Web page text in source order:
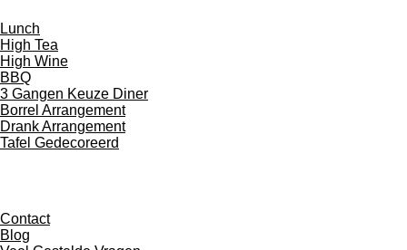
Lunch
High Tea
High Wine
BBQ
3 Gangen Keuze Diner
Borrel Arrangement
Drank Arrangement
Tafel Gedecoreerd
Contact
Blog